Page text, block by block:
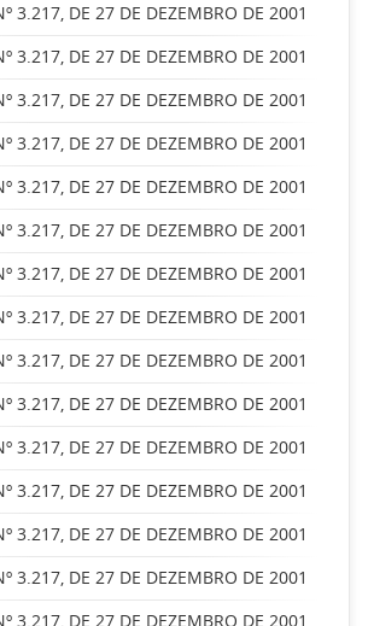
3.217, DE 27 DE DEZEMBRO DE 2001
3.217, DE 27 DE DEZEMBRO DE 2001
3.217, DE 27 DE DEZEMBRO DE 2001
3.217, DE 27 DE DEZEMBRO DE 2001
3.217, DE 27 DE DEZEMBRO DE 2001
3.217, DE 27 DE DEZEMBRO DE 2001
3.217, DE 27 DE DEZEMBRO DE 2001
3.217, DE 27 DE DEZEMBRO DE 2001
3.217, DE 27 DE DEZEMBRO DE 2001
3.217, DE 27 DE DEZEMBRO DE 2001
3.217, DE 27 DE DEZEMBRO DE 2001
3.217, DE 27 DE DEZEMBRO DE 2001
3.217, DE 27 DE DEZEMBRO DE 2001
3.217, DE 27 DE DEZEMBRO DE 2001
3.217, DE 27 DE DEZEMBRO DE 2001